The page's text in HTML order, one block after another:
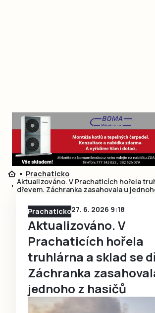
Prachaticko
Aktualizováno. V Prachaticích hořela
dřevem. Záchranka zasahovala u
Prachaticko27. 6. 2026 9:18
Aktualizováno. V
Prachaticích hořela
truhlárna a sklad se
Záchranka
jednoho z hasičů